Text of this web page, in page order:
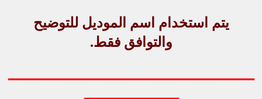
يتم استخدام اسم الموديل للتوضيح
والتوافق فقط.
ــــــــــــــــــــــــــــــــــــــــــــــــــــــــــــ
ـــــــــــــــــــــــ